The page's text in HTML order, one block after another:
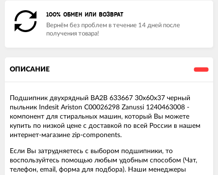
100% ОБМЕН ИЛИ ВОЗВРАТ
Вернём без проблем в течение 14 дней после
получения товара!
ОПИСАНИЕ
Подшипник двухрядный BA2B 633667 30x60x37 черный
пыльник Indesit Ariston C00026298 Zanussi 1240463008 -
компонент для стиральных машин, который Вы можете
купить по низкой цене с доставкой по всей России в нашем
интернет-магазине zip-components.
Если Вы затрудняетесь с выбором подшипники, то
воспользуйтесь помощью любым удобным способом (Чат,
телефон, email, форма для подбора). Наши менеджеры